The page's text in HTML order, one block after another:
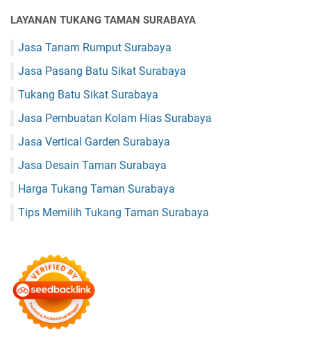
LAYANAN TUKANG TAMAN SURABAYA
Jasa Tanam Rumput Surabaya
Jasa Pasang Batu Sikat Surabaya
Tukang Batu Sikat Surabaya
Jasa Pembuatan Kolam Hias Surabaya
Jasa Vertical Garden Surabaya
Jasa Desain Taman Surabaya
Harga Tukang Taman Surabaya
Tips Memilih Tukang Taman Surabaya